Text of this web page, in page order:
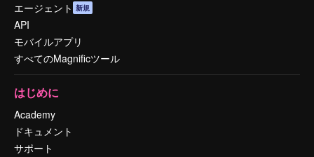
エージェント 新規
API
モバイルアプリ
すべてのMagnificツール
はじめに
Academy
ドキュメント
サポート